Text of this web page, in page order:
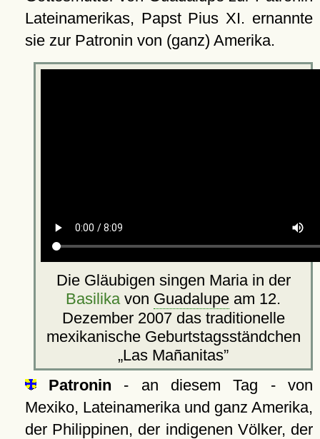
Lateinamerikas, Papst Pius XI. ernannte
sie zur Patronin von (ganz) Amerika.
Die Gläubigen singen Maria in der
Basilika von Guadalupe am 12.
Dezember 2007 das traditionelle
mexikanische Geburtstagsständchen
Las Mañanitas
Patronin - an diesem Tag - von
Mexiko, Lateinamerika und ganz Amerika,
der Philippinen, der indigenen Völker, der